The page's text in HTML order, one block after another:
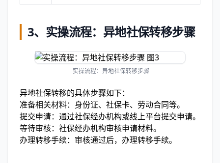
3、 实操流程：异地社保转移步骤
实操流程：异地社保转移步骤
异地社保转移的具体步骤如下：
准备相关材料：身份证、社保卡、劳动合同等。
提交申请：通过社保经办机构或线上平台提交申请。
等待审核：社保经办机构审核申请材料。
办理转移手续：审核通过后，办理转移手续。